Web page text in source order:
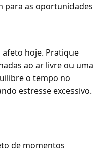
para as oportunidades
afeto hoje. Pratique
ao ar livre ou uma
o tempo no
estresse excessivo.
de momentos